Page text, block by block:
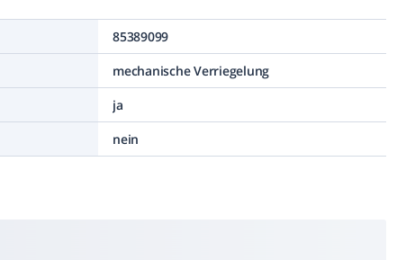
85389099
mechanische Verriegelung
ja
nein